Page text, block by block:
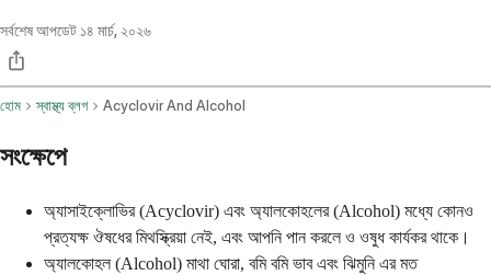
সর্বশেষ আপডেট ১৪ মার্চ, ২০২৬
হোম স্বাস্থ্য ব্লগ Acyclovir And Alcohol
সংক্ষেপে
অ্যাসাইক্লোভির (Acyclovir) এবং অ্যালকোহলের (Alcohol) মধ্যে কোনও
প্রত্যক্ষ ঔষধের মিথস্ক্রিয়া নেই, এবং আপনি পান করলে ও ওষুধ কার্যকর থাকে।
অ্যালকোহল (Alcohol) মাথা ঘোরা, বমি বমি ভাব এবং ঝিমুনি এর মত